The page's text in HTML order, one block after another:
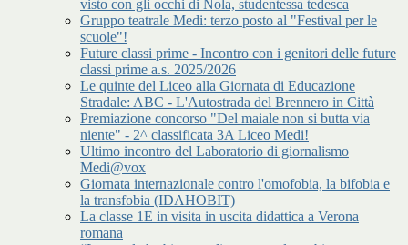
visto con gli occhi di Nola, studentessa tedesca
Gruppo teatrale Medi: terzo posto al "Festival per le
scuole"!
Future classi prime - Incontro con i genitori delle future
classi prime a.s. 2025/2026
Le quinte del Liceo alla Giornata di Educazione
Stradale: ABC - L'Autostrada del Brennero in Città
Premiazione concorso "Del maiale non si butta via
niente" - 2^ classificata 3A Liceo Medi!
Ultimo incontro del Laboratorio di giornalismo
Medi@vox
Giornata internazionale contro l'omofobia, la bifobia e
la transfobia (IDAHOBIT)
La classe 1E in visita in uscita didattica a Verona
romana